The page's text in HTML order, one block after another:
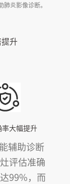
炎影像诊断。
升
大幅提升
辅助诊断
评估准确
99%，而